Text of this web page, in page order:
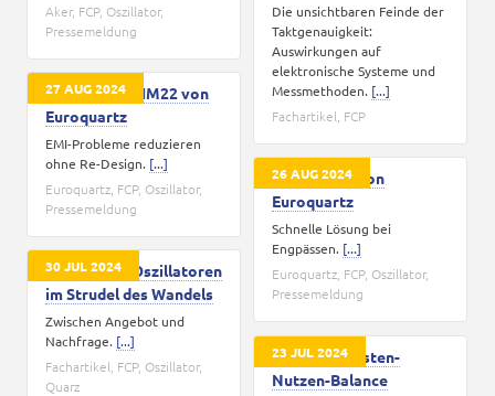
Aker, FCP, Oszillator,
Pressemeldung
Die unsichtbaren Feinde der
Taktgenauigkeit:
Auswirkungen auf
elektronische Systeme und
Messmethoden. [...]
Fachartikel FCP
27 AUG 2024
Der neue EQHM22 von
Euroquartz
EMI-Probleme reduzieren
ohne Re-Design. [...]
Euroquartz FCP, Oszillator,
Pressemeldung
26 AUG 2024
EHTF-Serie von
Euroquartz
Schnelle Lösung bei
Engpässen. [...]
Euroquartz FCP, Oszillator,
Pressemeldung
30 JUL 2024
Quarze und Oszillatoren
im Strudel des Wandels
Zwischen Angebot und
Nachfrage. [...]
Fachartikel FCP, Oszillator,
Quarz
23 JUL 2024
Optimale Kosten-
Nutzen-Balance